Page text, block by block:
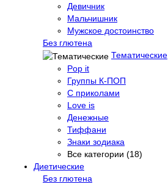
Девичник
Мальчишник
Мужское достоинство
Без глютена
Тематические
Pop it
Группы К-ПОП
С приколами
Love is
Денежные
Тиффани
Знаки зодиака
Все категории (18)
Диетические
Без глютена